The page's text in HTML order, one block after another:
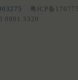
粤ICP备
0901 3320